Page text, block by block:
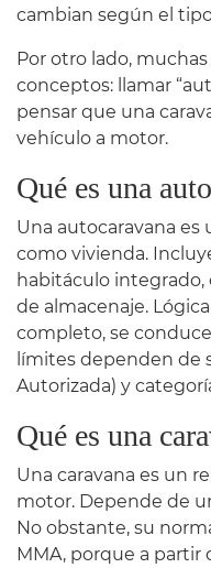
cambian según el
Por otro lado,
conceptos: llamar
pensar que una
vehículo a motor.
Qué es una
Una autocaravana
como vivienda.
habitáculo integrado,
de almacenaje.
completo, se
límites dependen de
Autorizada) y
Qué es una
Una caravana es un
motor. Depende de
No obstante, su
MMA, porque a partir